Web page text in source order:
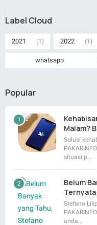
Label Cloud
2021 (1) 2022 (1)
whatsapp
Popular
Malam?
Solusi
situasi p…
Belum
Stefano
anda…